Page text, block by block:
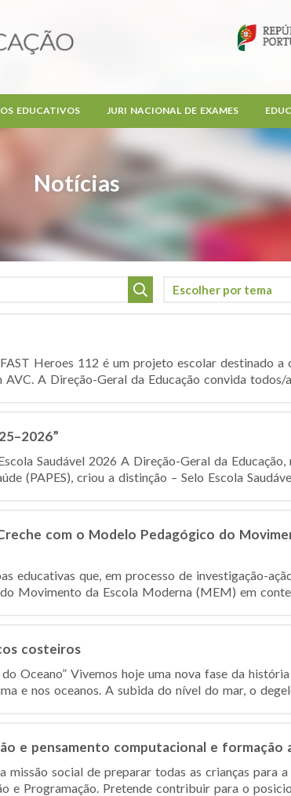
Notícias
EDUCATIVOS JURI NACIONAL DE EXAMES
Heroes 112 é um projeto escolar destinado a
A Direção-Geral da Educação convida todos/
Saudável 2026 A Direção-Geral da
(PAPES), criou a distinção – Selo Escola
com o Modelo Pedagógico do
educativas que, em processo de investigação-
Movimento da Escola Moderna (MEM) em
costeiros
Oceano” Vivemos hoje uma nova fase da
e nos oceanos. A subida do nível do mar, o
e pensamento computacional e formação
social de preparar todas as crianças para
e Programação. Pretende contribuir para o